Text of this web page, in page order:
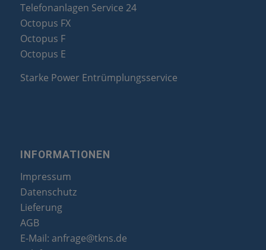
Telefonanlagen Service 24
Octopus FX
Octopus F
Octopus E
Starke Power Entrümplungsservice
INFORMATIONEN
Impressum
Datenschutz
Lieferung
AGB
E-Mail: anfrage@tkns.de